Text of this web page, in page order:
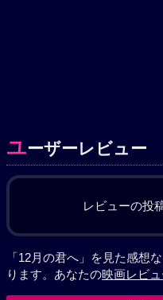
ユーザーレビュー
レビューの投
「12月の君へ」を見た感想
ります。あなたの映画レビュ